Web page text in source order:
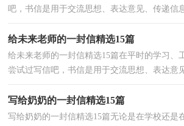
吧，书信是用于交流思想、表达意见、传递信
给未来老师的一封信精选15篇
给未来老师的一封信精选15篇在平时的学习、
尝试过写信吧，书信是用于交流思想、表达意
写给奶奶的一封信精选15篇
写给奶奶的一封信精选15篇无论是在学校还是